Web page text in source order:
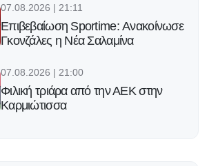
07.08.2026 | 21:11
Επιβεβαίωση Sportime: Ανακοίνωσε
Γκονζάλες η Νέα Σαλαμίνα
07.08.2026 | 21:00
Φιλική τριάρα από την ΑΕΚ στην
Καρμιώτισσα